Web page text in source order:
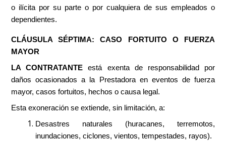
o ilícita por su parte o por cualquiera de sus empleados o
dependientes.
CLÁUSULA SÉPTIMA:CASO FORTUITO O FUERZA
MAYOR
LA CONTRATANTE está exenta de responsabilidad por
daños ocasionados a la Prestadora en eventos de fuerza
mayor, casos fortuitos, hechos o causa legal.
Esta exoneración se extiende, sin limitación, a:
Desastres naturales (huracanes, terremotos,
inundaciones, ciclones, vientos, tempestades, rayos).